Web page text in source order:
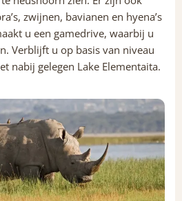
zwijnen, bavianen en hyena’s
u een gamedrive, waarbij u
Verblijft u op basis van niveau
nabij gelegen Lake Elementaita.